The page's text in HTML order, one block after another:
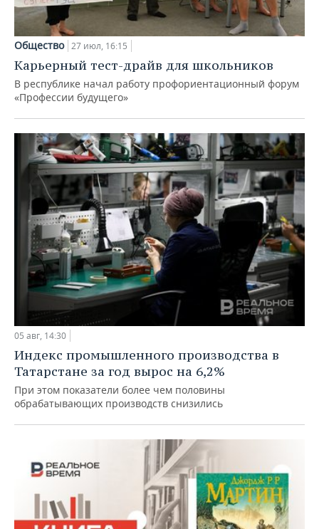
Общество 27 июл, 16:15
Карьерный тест-драйв для школьников
В республике начал работу профориентационный форум
«Профессии будущего»
05 авг, 14:30
Индекс промышленного производства в
Татарстане за год вырос на 6,2%
При этом показатели более чем половины
обрабатывающих производств снизились